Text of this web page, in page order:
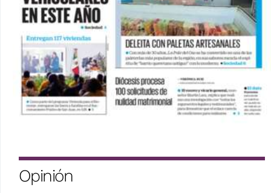
Opinión